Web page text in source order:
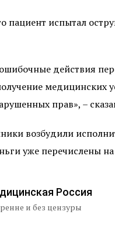
пациент испытал
действия
медицинских
прав», –
возбудили
уже перечислены
Россия
и без цензуры